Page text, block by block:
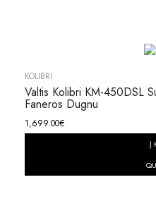
KOLIBRI
Valtis Kolibri KM-450DSL
Faneros Dugnu
1,699.00€
Į